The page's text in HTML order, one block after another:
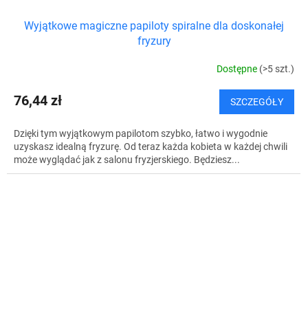
Wyjątkowe magiczne papiloty spiralne dla doskonałej
fryzury
Dostępne (>5 szt.)
76,44 zł SZCZEGÓŁY
Dzięki tym wyjątkowym papilotom szybko, łatwo i wygodnie
uzyskasz idealną fryzurę. Od teraz każda kobieta w każdej chwili
może wyglądać jak z salonu fryzjerskiego. Będziesz...